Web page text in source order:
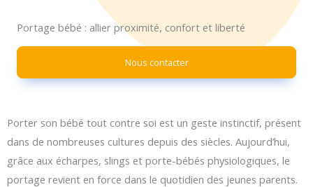
Portage bébé : allier proximité, confort et liberté
Nous contacter
Porter son bébé tout contre soi est un geste instinctif, présent
dans de nombreuses cultures depuis des siècles. Aujourd’hui,
grâce aux écharpes, slings et porte-bébés physiologiques, le
portage revient en force dans le quotidien des jeunes parents.